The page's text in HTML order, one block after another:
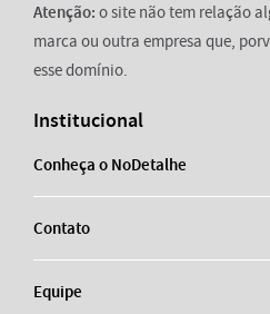
Atenção: o site não tem relação
marca ou outra empresa que,
esse domínio.
Institucional
Conheça o NoDetalhe
Contato
Equipe